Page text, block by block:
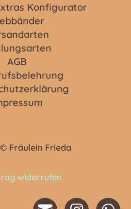
Konfigurator
AGB
Fräulein Frieda
widerrufen